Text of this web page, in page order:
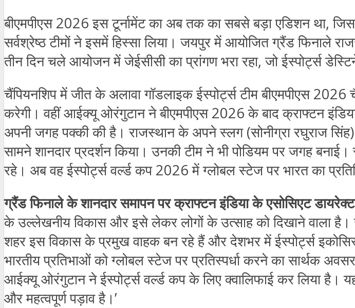
बीएमपीएस 2026 इस टूर्नामेंट का अब तक का सबसे बड़ा एडिशन था,
सर्वश्रेष्ठ टीमों ने इसमें हिस्सा लिया। जयपुर में आयोजित ग्रैंड फिनाले
तीन दिन चले आयोजन में जेईसीसी का प्रांगण भरा रहा, जो ईस्पोर्ट्स
चैंपियनशिप में जीत के अलावा गॉडलाइक ईस्पोर्ट्स टीम बीएमपीएस
करेगी। वहीं आईक्यू ओरंगुटान ने बीएमपीएस 2026 के बाद क्राफ्टन
अपनी जगह पक्की की है। राजस्थान के अपने स्लग (सोनीग्रा रघुराज
सामने शानदार प्रदर्शन किया। उनकी टीम ने भी पोडियम पर जगह
रहे। अब वह ईस्पोर्ट्स वर्ल्ड कप 2026 में ग्लोबल स्टेज पर भारत का
ग्रैंड फिनाले के शानदार समापन पर क्राफ्टन इंडिया के एसोसिएट
के उल्लेखनीय विकास और इसे लेकर लोगों के उत्साह को दिखाने वाला
शहर इस विकास के प्रमुख वाहक बन रहे हैं और देशभर में ईस्पोर्ट्स
भारतीय प्रतिभाओं को ग्लोबल स्टेज पर प्रतिस्पर्धा करने का सार्थक
आईक्यू ओरंगुटान ने ईस्पोर्ट्स वर्ल्ड कप के लिए क्वालिफाई कर लिया है।
और महत्वपूर्ण पड़ाव है।’